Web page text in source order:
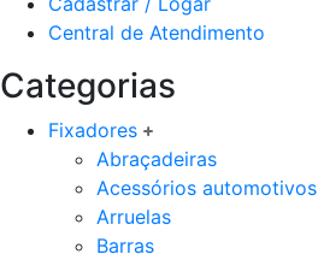
Central de Atendimento
Categorias
Fixadores
Abraçadeiras
Acessórios automotivos
Arruelas
Barras